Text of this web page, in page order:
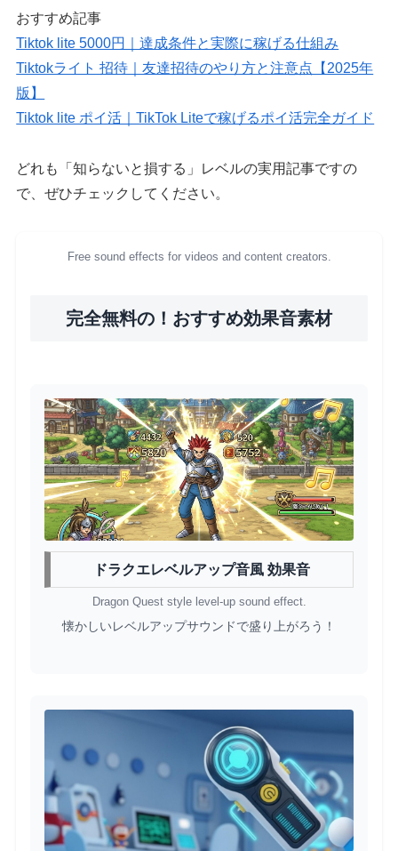
おすすめ記事
Tiktok lite 5000円｜達成条件と実際に稼げる仕組み
Tiktokライト 招待｜友達招待のやり方と注意点【2025年
版】
Tiktok lite ポイ活｜TikTok Liteで稼げるポイ活完全ガイド
どれも「知らないと損する」レベルの実用記事ですの
で、ぜひチェックしてください。
Free sound effects for videos and content creators.
完全無料の！おすすめ効果音素材
ドラクエレベルアップ音風 効果音
Dragon Quest style level-up sound effect.
懐かしいレベルアップサウンドで盛り上がろう！